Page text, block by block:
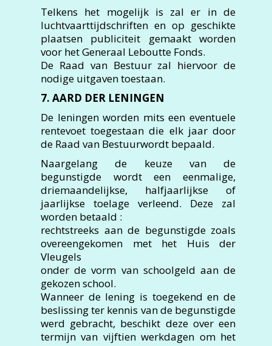
Telkens het mogelijk is zal er in de
luchtvaarttijdschriften en op geschikte
plaatsen publiciteit gemaakt worden
voor het Generaal Leboutte Fonds.
De Raad van Bestuur zal hiervoor de
nodige uitgaven toestaan.
7. AARD DER LENINGEN
De leningen worden mits een eventuele
rentevoet toegestaan die elk jaar door
de Raad van Bestuurwordt bepaald.
Naargelang de keuze van de
begunstigde wordt een eenmalige,
driemaandelijkse, halfjaarlijkse of
jaarlijkse toelage verleend. Deze zal
worden betaald :
rechtstreeks aan de begunstigde zoals
overeengekomen met het Huis der
Vleugels
onder de vorm van schoolgeld aan de
gekozen school.
Wanneer de lening is toegekend en de
beslissing ter kennis van de begunstigde
werd gebracht, beschikt deze over een
termijn van vijftien werkdagen om het